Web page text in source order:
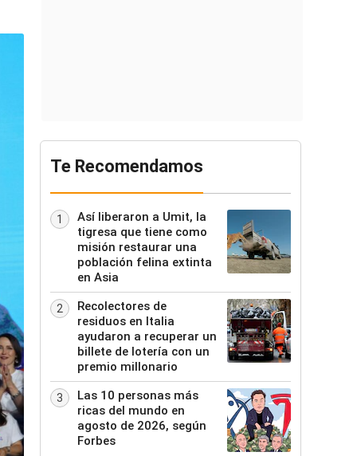
Te Recomendamos
1
Así liberaron a Umit, la
tigresa que tiene como
misión restaurar una
población felina extinta
en Asia
2
Recolectores de
residuos en Italia
ayudaron a recuperar un
billete de lotería con un
premio millonario
3
Las 10 personas más
ricas del mundo en
agosto de 2026, según
Forbes